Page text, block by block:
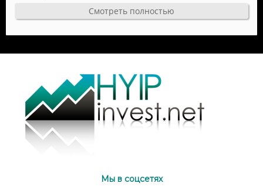
Смотреть полностью
Мы в соцсетях